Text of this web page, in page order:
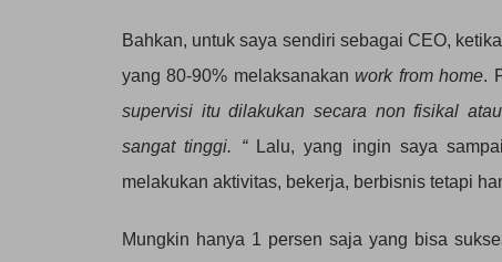
Bahkan, untuk saya sendiri sebagai CEO,
yang 80-90% melaksanakan work from home.
supervisi itu dilakukan secara non fisikal
sangat tinggi. “Lalu, yang ingin saya
melakukan aktivitas, bekerja, berbisnis tetapi
Mungkin hanya 1 persen saja yang bisa